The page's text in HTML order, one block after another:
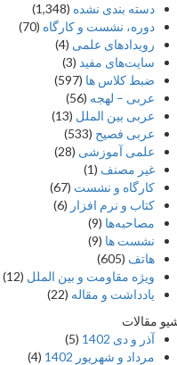
دسته بندی نشده(1,348)
دوره، نشست و کارگاه(70)
رویدادهای علمی(4)
سایت‌های مفید(3)
ضبط کلاس ها (597)
عربی – لهجه(56)
عربی بین الملل(13)
عربی فصیح(533)
علمی آموزشی(28)
غير مصنف(1)
کارگاه و نشست(67)
کتاب و نرم افزار (6)
مصاحبه‌ها(9)
نشست ها (9)
هاتف(605)
ویژه مقاومت و بین الملل(12)
یادداشت‌ و مقاله(22)
مقالات
آذر و دی 1402
(5)
مرداد و شهریور 1402
(4)